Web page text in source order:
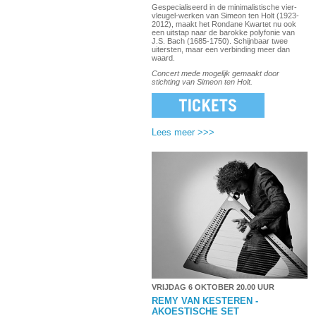
Gespecialiseerd in de minimalistische vier-
vleugel-werken van Simeon ten Holt (1923-
2012), maakt het Rondane Kwartet nu ook
een uitstap naar de barokke polyfonie van
J.S. Bach (1685-1750). Schijnbaar twee
uitersten, maar een verbinding meer dan
waard.
Concert mede mogelijk gemaakt door
stichting van Simeon ten Holt.
Lees meer >>>
VRIJDAG 6 OKTOBER 20.00 UUR
REMY VAN KESTEREN -
AKOESTISCHE SET